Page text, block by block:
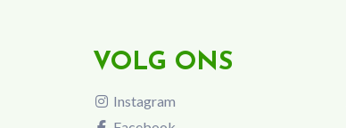
VOLG ONS
Instagram